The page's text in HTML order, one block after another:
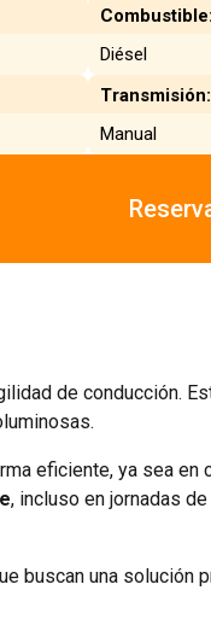
Combustible:
Diésel
Transmisión:
Manual
de conducción.
eficiente, ya sea en
, incluso en jornadas
buscan una solución